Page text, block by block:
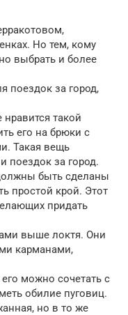
Но тем, кому
выбрать и более
поездок за город,
такой
его на брюки с
Такая вещь
поездок за город.
быть сделаны
простой крой. Этот
придать
выше локтя. Они
карманами,
можно сочетать с
обилие пуговиц.
но в то же